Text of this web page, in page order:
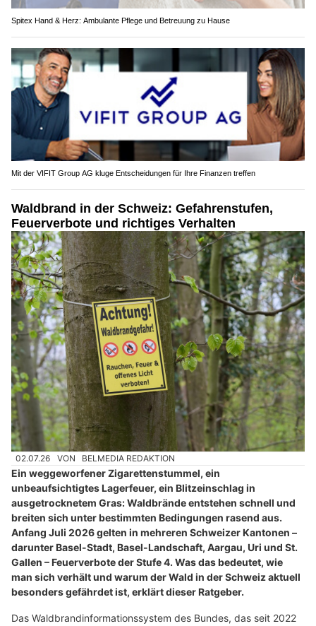
Spitex Hand & Herz: Ambulante Pflege und Betreuung zu Hause
Mit der VIFIT Group AG kluge Entscheidungen für Ihre Finanzen treffen
Waldbrand in der Schweiz: Gefahrenstufen,
Feuerverbote und richtiges Verhalten
02.07.26 VON BELMEDIA REDAKTION
Ein weggeworfener Zigarettenstummel, ein
unbeaufsichtigtes Lagerfeuer, ein Blitzeinschlag in
ausgetrocknetem Gras: Waldbrände entstehen schnell und
breiten sich unter bestimmten Bedingungen rasend aus.
Anfang Juli 2026 gelten in mehreren Schweizer Kantonen –
darunter Basel-Stadt, Basel-Landschaft, Aargau, Uri und St.
Gallen – Feuerverbote der Stufe 4. Was das bedeutet, wie
man sich verhält und warum der Wald in der Schweiz aktuell
besonders gefährdet ist, erklärt dieser Ratgeber.
Das Waldbrandinformationssystem des Bundes, das seit 2022